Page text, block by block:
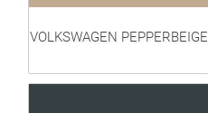
VOLKSWAGEN PEPPERBEIGE